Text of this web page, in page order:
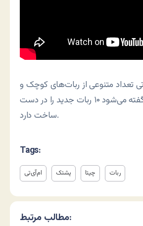
تعداد متنوعی از ربات‌های کوچک و
ارزان را ساخته و گفته می‌شود ۱۰ ربات جدید را در دست
ساخت دارد.
Tags:
ام‌آی‌تی پشتک چیتا ربات
مطالب مرتبط: